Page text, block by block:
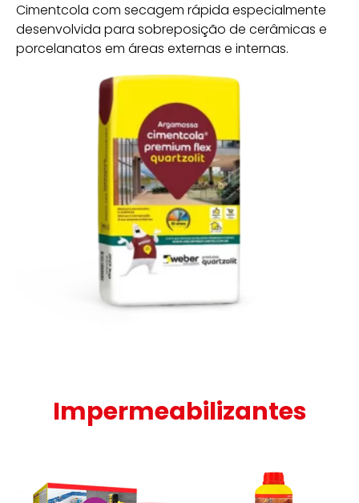
Cimentcola com secagem rápida especialmente
desenvolvida para sobreposição de cerâmicas e
porcelanatos em áreas externas e internas.
Impermeabilizantes